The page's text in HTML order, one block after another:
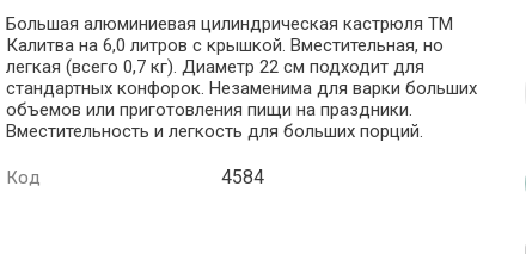
Большая алюминиевая цилиндрическая кастрюля ТМ
Калитва на 6,0 литров с крышкой. Вместительная, но
легкая (всего 0,7 кг). Диаметр 22 см подходит для
стандартных конфорок. Незаменима для варки больших
объемов или приготовления пищи на праздники.
Вместительность и легкость для больших порций.
Код 4584